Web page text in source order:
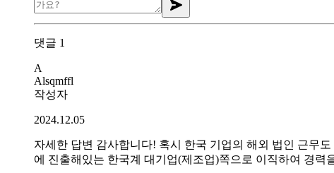
댓글 1
A
Alsqmffl
작성자
2024.12.05
자세한 답변 감사합니다! 혹시 한국 기업의 해외 법인 근무
에 진출해있는 한국계 대기업(제조업)쪽으로 이직하여 경력